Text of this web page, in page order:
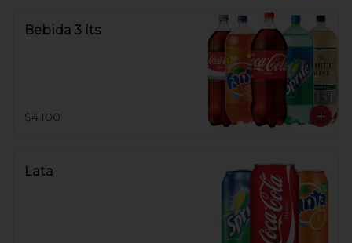
Bebida 3 lts
$4.100
Lata